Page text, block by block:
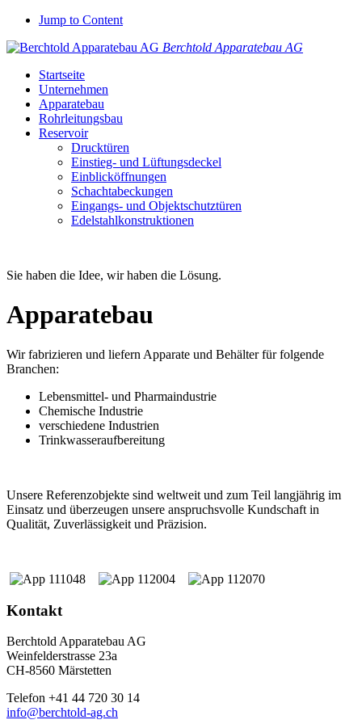
Jump to Content
Berchtold Apparatebau AG
Startseite
Unternehmen
Apparatebau
Rohrleitungsbau
Reservoir
Drucktüren
Einstieg- und Lüftungsdeckel
Einblicköffnungen
Schachtabeckungen
Eingangs- und Objektschutztüren
Edelstahlkonstruktionen
Sie haben die Idee, wir haben die Lösung.
Apparatebau
Wir fabrizieren und liefern Apparate und Behälter für folgende
Branchen:
Lebensmittel- und Pharmaindustrie
Chemische Industrie
verschiedene Industrien
Trinkwasseraufbereitung
Unsere Referenzobjekte sind weltweit und zum Teil langjährig im
Einsatz und überzeugen unsere anspruchsvolle Kundschaft in
Qualität, Zuverlässigkeit und Präzision.
Kontakt
Berchtold Apparatebau AG
Weinfelderstrasse 23a
CH-8560 Märstetten
Telefon +41 44 720 30 14
info@berchtold-ag.ch